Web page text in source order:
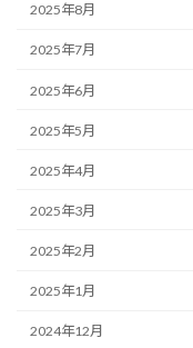
2025年8月
2025年7月
2025年6月
2025年5月
2025年4月
2025年3月
2025年2月
2025年1月
2024年12月